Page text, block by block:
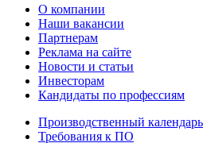
О компании
Наши вакансии
Партнерам
Реклама на сайте
Новости и статьи
Инвесторам
Кандидаты по профессиям
Производственный календарь
Требования к ПО